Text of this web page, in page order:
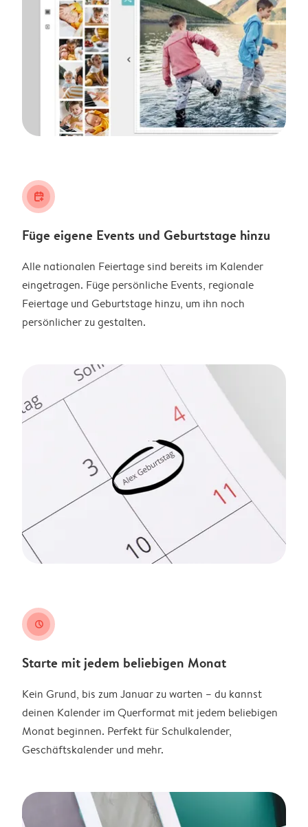
calendar_plus
Füge eigene Events und Geburtstage hinzu
Alle nationalen Feiertage sind bereits im Kalender
eingetragen. Füge persönliche Events, regionale
Feiertage und Geburtstage hinzu, um ihn noch
persönlicher zu gestalten.
clock
Starte mit jedem beliebigen Monat
Kein Grund, bis zum Januar zu warten – du kannst
deinen Kalender im Querformat mit jedem beliebigen
Monat beginnen. Perfekt für Schulkalender,
Geschäftskalender und mehr.